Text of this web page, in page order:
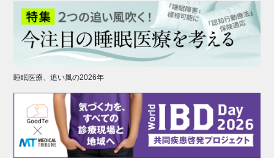
睡眠医療、追い風の2026年